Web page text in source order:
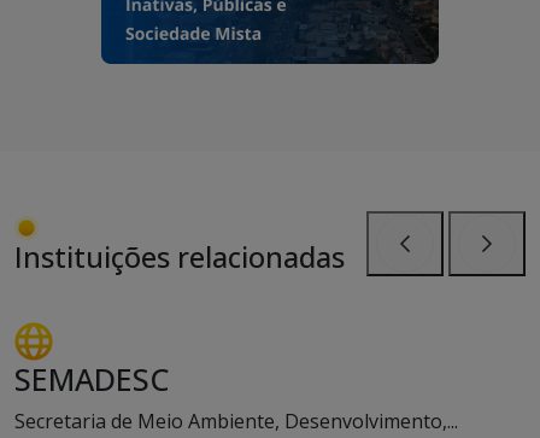
Instituições relacionadas
SEMADESC
Secretaria de Meio Ambiente, Desenvolvimento,...